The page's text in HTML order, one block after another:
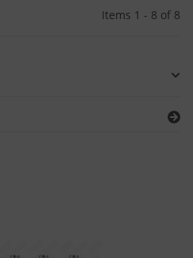
Items 1 - 8 of 8